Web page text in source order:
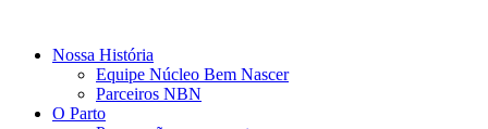
Nossa História
Equipe Núcleo Bem Nascer
Parceiros NBN
O Parto